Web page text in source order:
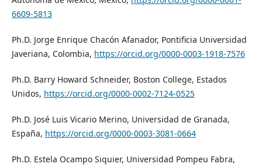
6609-5813
Ph.D. Jorge Enrique Chacón Afanador, Pontificia Universidad
Javeriana, Colombia, https://orcid.org/0000-0003-1918-7576
Ph.D. Barry Howard Schneider, Boston College, Estados
Unidos, https://orcid.org/0000-0002-7124-0525
Ph.D. José Luis Vicario Merino, Universidad de Granada,
España, https://orcid.org/0000-0003-3081-0664
Ph.D. Estela Ocampo Siquier, Universidad Pompeu Fabra,